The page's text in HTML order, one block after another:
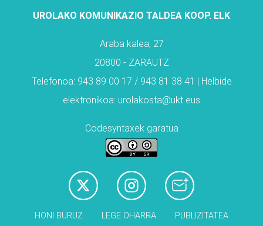
UROLAKO KOMUNIKAZIO TALDEA KOOP. ELK
Araba kalea, 27
20800 - ZARAUTZ
Telefonoa: 943 89 00 17 / 943 81 38 41 | Helbide
elektronikoa: urolakosta@ukt.eus
Codesyntaxek garatua
HONI BURUZ LEGE OHARRA PUBLIZITATEA